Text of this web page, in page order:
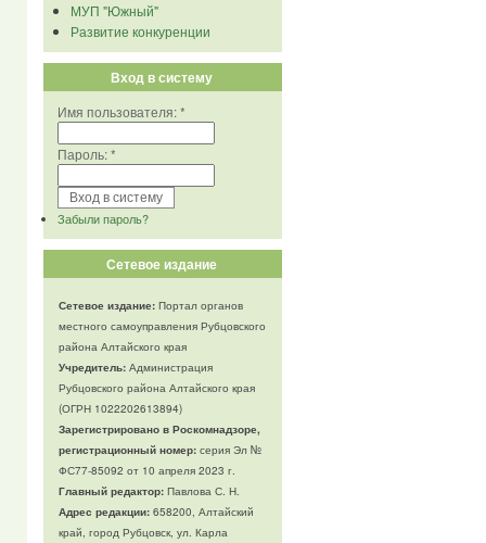
МУП "Южный"
Развитие конкуренции
Вход в систему
Имя пользователя:*
Пароль:*
Забыли пароль?
Сетевое издание
Сетевое издание:Портал органов
местного самоуправления Рубцовского
района Алтайского края
Учредитель:Администрация
Рубцовского района Алтайского края
(ОГРН 1022202613894)
Зарегистрировано в Роскомнадзоре,
регистрационный номер:серия Эл №
ФС77-85092 от 10 апреля 2023 г.
Главный редактор:Павлова С. Н.
Адрес редакции:658200, Алтайский
край, город Рубцовск, ул. Карла